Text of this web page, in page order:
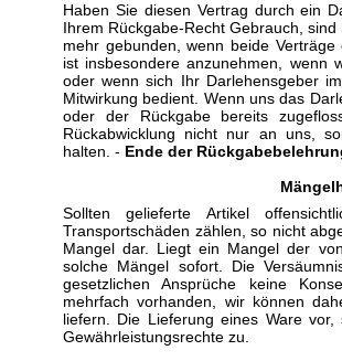
Haben Sie diesen Vertrag durch ein
Ihrem Rückgabe-Recht Gebrauch,
mehr gebunden, wenn beide
ist insbesondere anzunehmen, wenn
oder wenn sich Ihr Darlehensgeber
Mitwirkung bedient. Wenn uns das
oder der Rückgabe bereits
Rückabwicklung nicht nur an uns,
halten. - Ende der
Sollten gelieferte Artikel
Transportschäden zählen, so nicht
Mangel dar. Liegt ein Mangel der
solche Mängel sofort. Die
gesetzlichen Ansprüche keine
mehrfach vorhanden, wir können
liefern. Die Lieferung eines Ware
Gewährleistungsrechte zu.